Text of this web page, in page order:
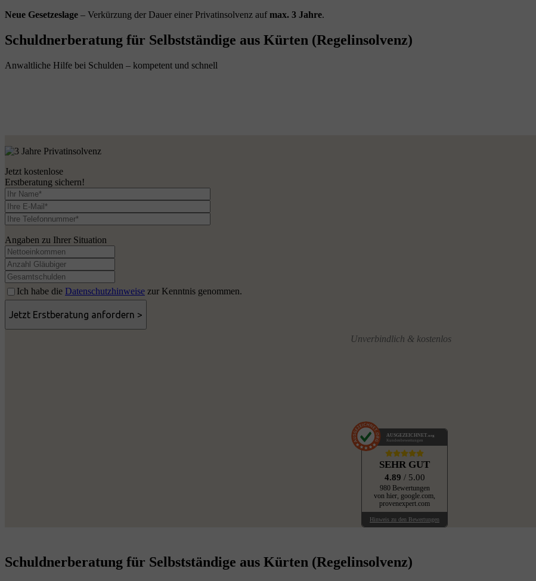
Neue Gesetzeslage – Verkürzung der Dauer einer Privatinsolvenz aufmax. 3 Jahre.
Schuldnerberatung für Selbstständige aus Kürten (Regelinsolvenz)
Anwaltliche Hilfe bei Schulden – kompetent und schnell
Jetzt kostenlose
Erstberatung sichern!
Angaben zu Ihrer Situation
Ich habe die Datenschutzhinweise zur Kenntnis genommen.
Unverbindlich & kostenlos
AUSGEZEICHNET .org
Kundenbewertungen
SEHR GUT
4.89 / 5.00
980 Bewertungen
von hier, google.com,
provenexpert.com
Hinweis zu den Bewertungen
Schuldnerberatung für Selbstständige aus Kürten (Regelinsolvenz)